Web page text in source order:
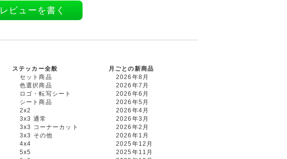
レビューを書く
ステッカー全般
セット商品
色選択商品
ロゴ・転写シート
シート商品
2x2
3x3 通常
3x3 コーナーカット
3x3 その他
4x4
5x5
月ごとの新商品
2026年8月
2026年7月
2026年6月
2026年5月
2026年4月
2026年3月
2026年2月
2026年1月
2025年12月
2025年11月